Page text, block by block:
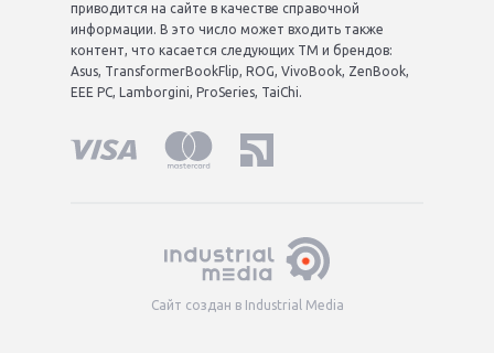
приводится на сайте в качестве справочной
информации. В это число может входить также
контент, что касается следующих ТМ и брендов:
Asus, TransformerBookFlip, ROG, VivoBook, ZenBook,
EEE PC, Lamborgini, ProSeries, TaiChi.
Сайт создан в Industrial Media